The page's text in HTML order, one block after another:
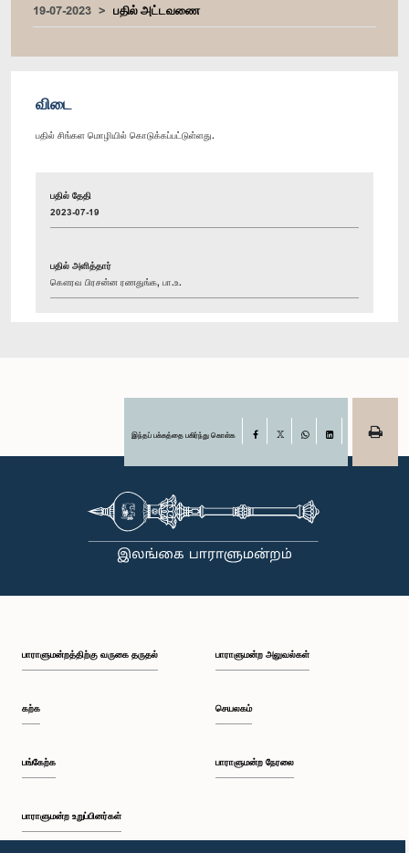
19-07-2023 பதில் அட்டவணை
விடை
பதில் சிங்கள மொழியில் கொடுக்கப்பட்டுள்ளது.
பதில் தேதி
2023-07-19
பதில் அளித்தார்
கௌரவ பிரசன்ன ரணதுங்க, பா.உ.
இந்தப் பக்கத்தை பகிர்ந்து கொள்க Facebook
பாராளுமன்றத்திற்கு வருகை தருதல்
கற்க
பங்கேற்க
பாராளுமன்ற உறுப்பினர்கள்
பாராளுமன்ற அலுவல்கள்
செயலகம்
பாராளுமன்ற நேரலை